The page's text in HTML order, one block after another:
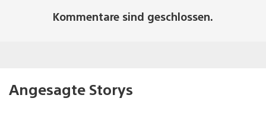
Kommentare sind geschlossen.
Angesagte Storys